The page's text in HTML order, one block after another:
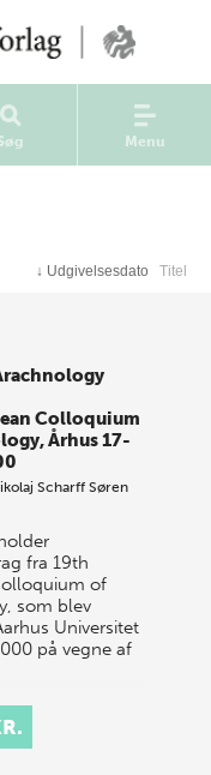
Menu
↓ Udgivelsesdato Titel
Colloquium
Århus 17-
Scharff Søren
fra 19th
of
som blev
Universitet
på vegne af